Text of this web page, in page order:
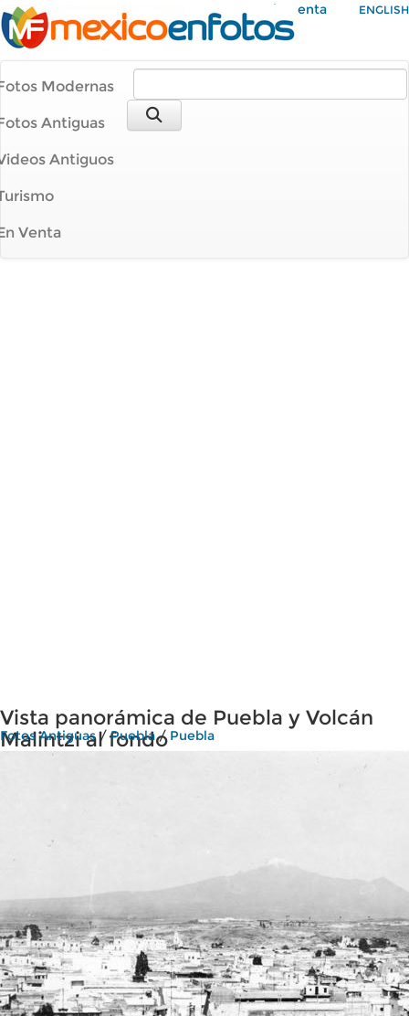
Mi Cuenta ENGLISH
Modernas
Antiguas
Antiguos
Venta
Vista panorámica de Puebla y Volcán
Malintzi al fondo
Fotos Antiguas/Puebla/ Puebla